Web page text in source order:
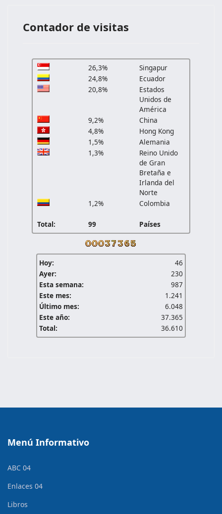
Contador de visitas
26,3%
Singapur
24,8%
Ecuador
20,8%
Estados
Unidos de
América
9,2%
China
4,8%
Hong Kong
1,5%
Alemania
1,3%
Reino Unido
de Gran
Bretaña e
Irlanda del
Norte
1,2%
Colombia
Total: 99 Países
Hoy:
46
Ayer:
230
Esta semana:
987
Este mes:
1.241
Último mes:
6.048
Este año:
37.365
Total:
36.610
Menú Informativo
ABC 04
Enlaces 04
Libros